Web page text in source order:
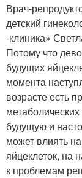
Врач-
детский
-клиника»
Потому что
будущих
момента
возрасте есть
будущую и
может влиять
яйцеклеток, на
к проблемам